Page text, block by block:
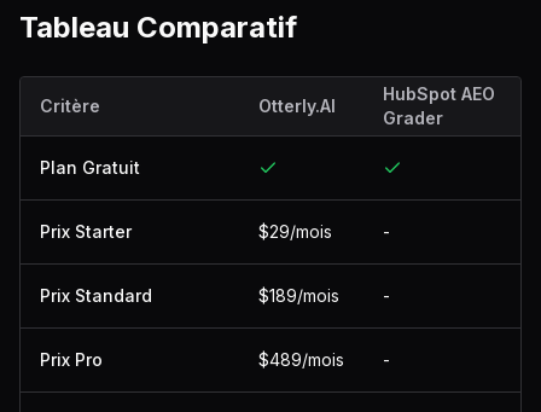
Tableau Comparatif
Critère Otterly.AI
HubSpot AEO
Grader
Plan Gratuit
Prix Starter $29/mois -
Prix Standard $189/mois -
Prix Pro $489/mois -